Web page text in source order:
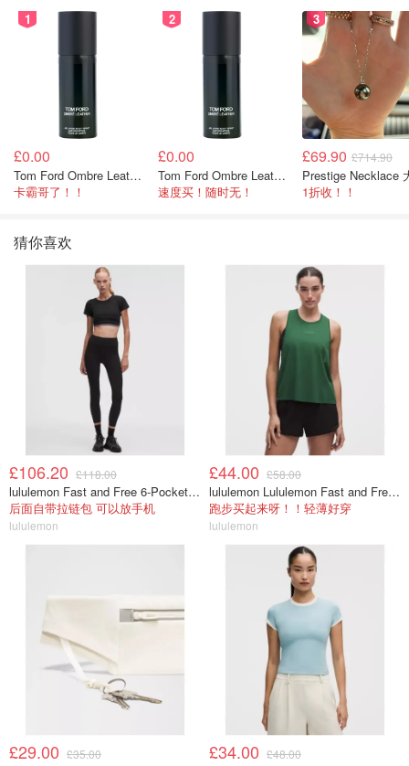
1
£0.00
Tom Ford Ombre Leather 身体喷雾 150ml
卡霸哥了！！
2
£0.00
Tom Ford Ombre Leather 全身喷雾 150ml
速度买！随时无！
3
£69.90 £714.90
1折收！！
猜你喜欢
£106.20 £118.00
lululemon Fast and Free 6-Pocket 高腰紧身裤 25英寸
后面自带拉链包 可以放手机
lululemon
£44.00 £58.00
lululemon Lululemon Fast and Free 女士背心
跑步买起来呀！！轻薄好穿
lululemon
£29.00 £35.00 £34.00 £48.00